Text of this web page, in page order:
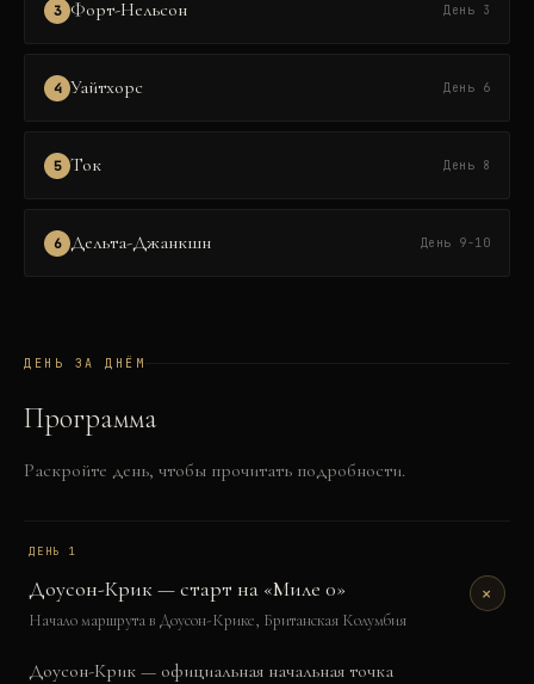
3 Форт-Нельсон День 3
4 Уайтхорс День 6
5 Ток День 8
6 Дельта-Джанкшн День 9-10
ДЕНЬ ЗА ДНЁМ
Программа
Раскройте день, чтобы прочитать подробности.
ДЕНЬ 1
Доусон-Крик — старт на «Миле 0»
Начало маршрута в Доусон-Крике, Британская Колумбия
+
Доусон-Крик — официальная начальная точка